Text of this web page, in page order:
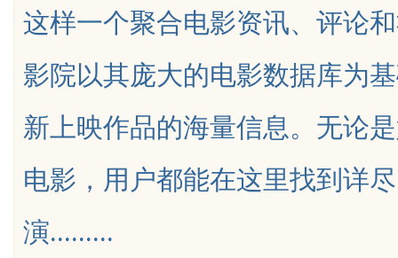
uz
这样一个聚合电影资讯、评论
影院以其庞大的电影数据库为
新上映作品的海量信息。无论
电影，用户都能在这里找到详
演.........